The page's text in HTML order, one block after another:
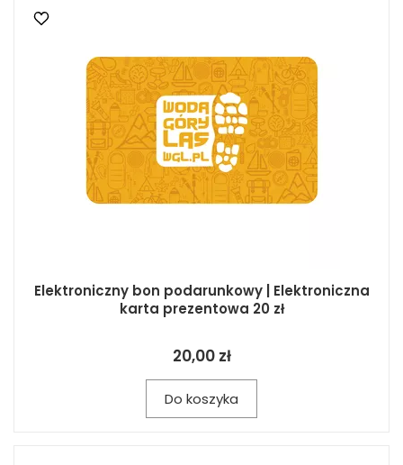
Elektroniczny bon podarunkowy | Elektroniczna
karta prezentowa 20 zł
20,00 zł
Do koszyka